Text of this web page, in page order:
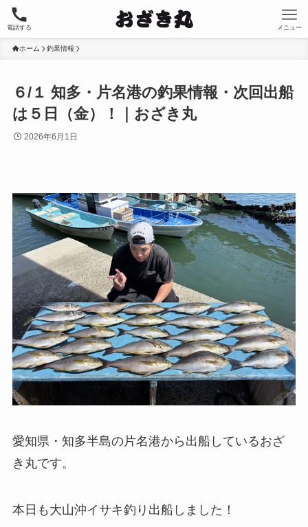
電話する メニュー
ホーム 釣果情報
６/１ 知多・片名港の釣果情報・次回出船
は５日（金）！｜おざき丸
2026年6月1日
愛知県・知多半島の片名港から出船しているおざ
き丸です。
本日も大山沖イサキ釣り出船しました！